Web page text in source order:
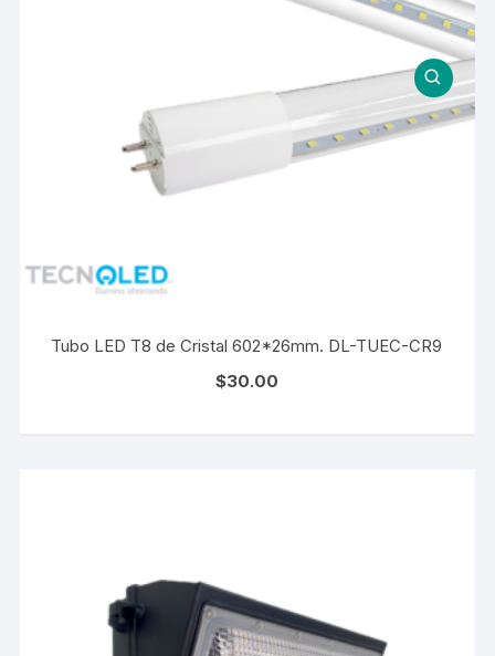
Tubo LED T8 de Cristal 602*26mm. DL-TUEC-CR9
$30.00